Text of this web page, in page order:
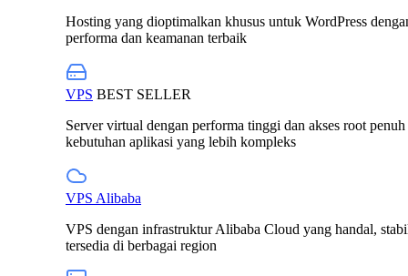
Hosting yang dioptimalkan khusus untuk WordPress
performa dan keamanan terbaik
VPS BEST SELLER
Server virtual dengan performa tinggi dan akses root
kebutuhan aplikasi yang lebih kompleks
VPS Alibaba
VPS dengan infrastruktur Alibaba Cloud yang handal,
tersedia di berbagai region